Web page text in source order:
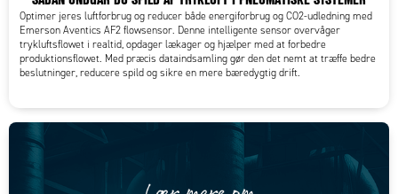
Optimer jeres luftforbrug og reducer både energiforbrug og CO2-udledning med
Emerson Aventics AF2 flowsensor. Denne intelligente sensor overvåger
trykluftsflowet i realtid, opdager lækager og hjælper med at forbedre
produktionsflowet. Med præcis dataindsamling gør den det nemt at træffe bedre
beslutninger, reducere spild og sikre en mere bæredygtig drift.